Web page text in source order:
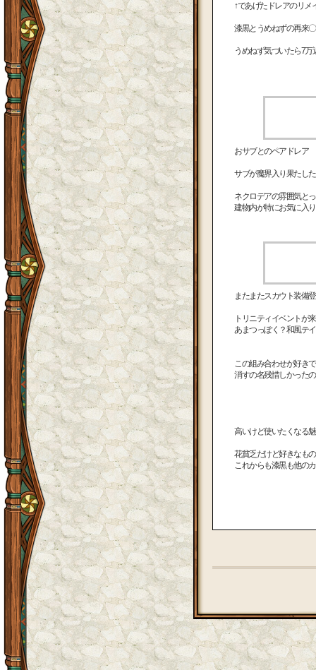
↑であげたドレアのリメ
漆黒とうめねずの再来〇
うめねず気づいたら7
おサブとのペアドレア
サブが魔界入り果たし
ネクロデアの雰囲気と
建物内が特にお気に入
またまたスカウト装備
トリニティイベントが
あまつっぽく？和風テ
この組み合わせが好きで
消すの名残惜しかった
高いけど使いたくなる
花貧乏だけど好きなも
これからも漆黒も他の